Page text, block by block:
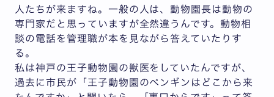
人たちが来ますね。一般の人は、動物園長は動物の
専門家だと思っていますが全然違うんです。動物相
談の電話を管理職が本を見ながら答えていたりす
る。
私は神戸の王子動物園の獣医をしていたんですが、
過去に市民が「王子動物園のペンギンはどこから来